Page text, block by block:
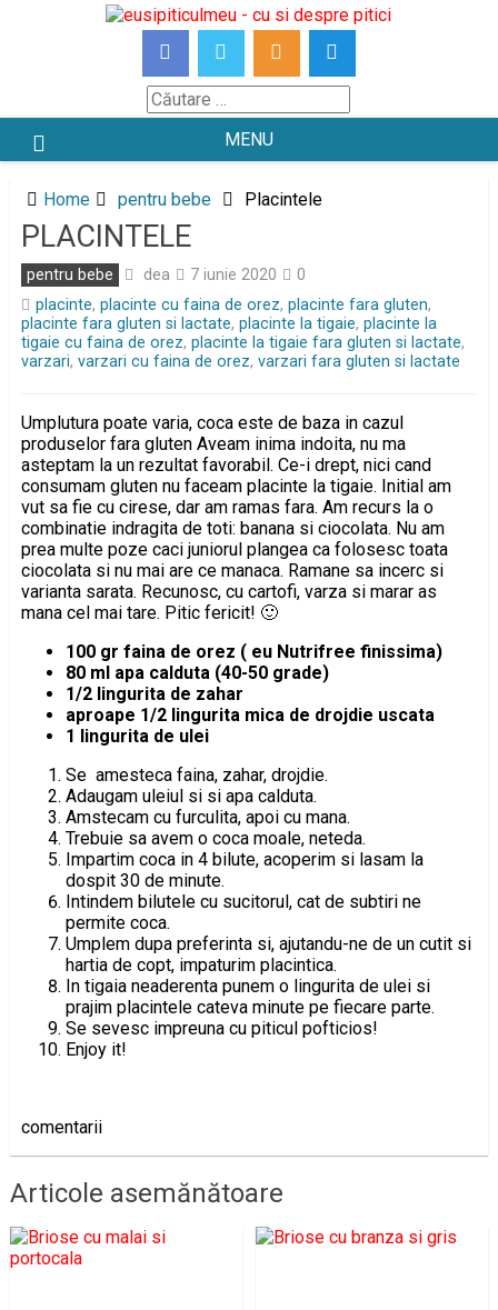
Căutare
MENU
Home pentru bebe Placintele
PLACINTELE
pentru bebe dea 7 iunie 2020
0
placinte, placinte cu faina de orez, placinte fara gluten,
placinte fara gluten si lactate, placinte la tigaie, placinte la
tigaie cu faina de orez, placinte la tigaie fara gluten si lactate,
varzari, varzari cu faina de orez, varzari fara gluten si lactate
Umplutura poate varia, coca este de baza in cazul
produselor fara gluten Aveam inima indoita, nu ma
asteptam la un rezultat favorabil. Ce-i drept, nici cand
consumam gluten nu faceam placinte la tigaie. Initial am
vut sa fie cu cirese, dar am ramas fara. Am recurs la o
combinatie indragita de toti: banana si ciocolata. Nu am
prea multe poze caci juniorul plangea ca folosesc toata
ciocolata si nu mai are ce manaca. Ramane sa incerc si
varianta sarata. Recunosc, cu cartofi, varza si marar as
mana cel mai tare. Pitic fericit! 🙂
100 gr faina de orez ( eu Nutrifree finissima)
80 ml apa calduta (40-50 grade)
1/2 lingurita de zahar
aproape 1/2 lingurita mica de drojdie uscata
1 lingurita de ulei
Se amesteca faina, zahar, drojdie.
Adaugam uleiul si si apa calduta.
Amstecam cu furculita, apoi cu mana.
Trebuie sa avem o coca moale, neteda.
Impartim coca in 4 bilute, acoperim si lasam la
dospit 30 de minute.
Intindem bilutele cu sucitorul, cat de subtiri ne
permite coca.
Umplem dupa preferinta si, ajutandu-ne de un cutit si
hartia de copt, impaturim placintica.
In tigaia neaderenta punem o lingurita de ulei si
prajim placintele cateva minute pe fiecare parte.
Se sevesc impreuna cu piticul pofticios!
Enjoy it!
comentarii
Articole asemănătoare